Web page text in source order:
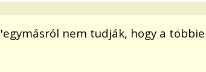
nem tudják, hogy a